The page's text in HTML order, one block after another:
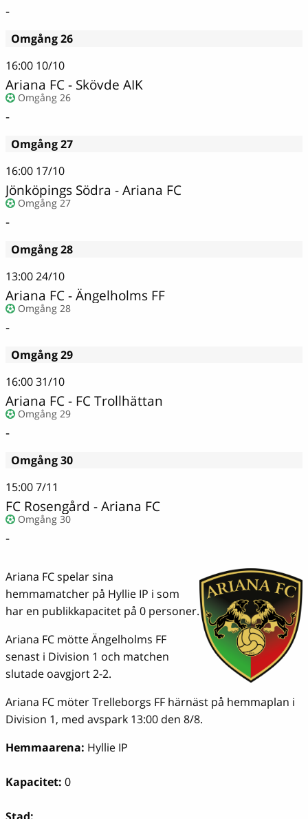
-
Omgång 26
16:00 10/10
Ariana FC - Skövde AIK
Omgång 26
-
Omgång 27
16:00 17/10
Jönköpings Södra - Ariana FC
Omgång 27
-
Omgång 28
13:0024/10
Ariana FC - Ängelholms FF
Omgång 28
-
Omgång 29
16:0031/10
Ariana FC - FC Trollhättan
Omgång 29
-
Omgång 30
15:007/11
FC Rosengård - Ariana FC
Omgång 30
-
Ariana FC spelar sina
hemmamatcher på Hyllie IP i som
har en publikkapacitet på 0 personer.
Ariana FC mötte Ängelholms FF
senast i Division 1 och matchen
slutade oavgjort 2-2.
Ariana FC möter Trelleborgs FF härnäst på hemmaplan i
Division 1, med avspark 13:00 den 8/8.
Hemmaarena: Hyllie IP
Kapacitet: 0